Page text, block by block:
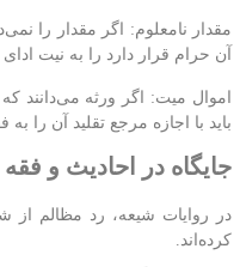
مقدار نامعلوم: اگر مقدار را
آن حرام قرار دارد را به نیت
اموال میت: اگر ورثه می‌دانند
باید با اجازه مرجع تقلید آن را به
جایگاه در احادیث و فقه
در روایات شیعه، رد مظالم
کرده‌اند.